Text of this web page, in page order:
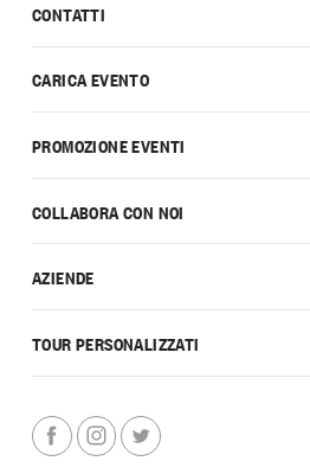
CONTATTI
CARICA EVENTO
PROMOZIONE EVENTI
COLLABORA CON NOI
AZIENDE
TOUR PERSONALIZZATI